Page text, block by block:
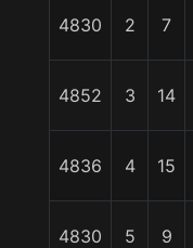
4830 2 7
4852 3 14
4836 4 15
4830 5 9